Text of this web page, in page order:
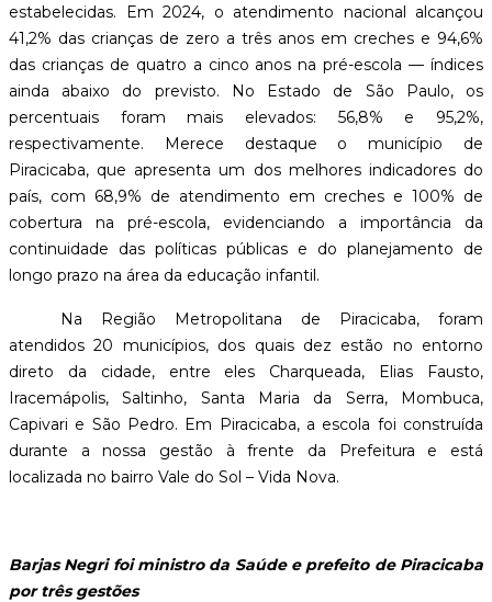
estabelecidas. Em 2024, o atendimento nacional alcançou
41,2% das crianças de zero a três anos em creches e 94,6%
das crianças de quatro a cinco anos na pré-escola — índices
ainda abaixo do previsto. No Estado de São Paulo, os
percentuais foram mais elevados: 56,8% e 95,2%,
respectivamente. Merece destaque o município de
Piracicaba, que apresenta um dos melhores indicadores do
país, com 68,9% de atendimento em creches e 100% de
cobertura na pré-escola, evidenciando a importância da
continuidade das políticas públicas e do planejamento de
longo prazo na área da educação infantil.
Na Região Metropolitana de Piracicaba, foram
atendidos 20 municípios, dos quais dez estão no entorno
direto da cidade, entre eles Charqueada, Elias Fausto,
Iracemápolis, Saltinho, Santa Maria da Serra, Mombuca,
Capivari e São Pedro. Em Piracicaba, a escola foi construída
durante a nossa gestão à frente da Prefeitura e está
localizada no bairro Vale do Sol – Vida Nova.
Barjas Negri foi ministro da Saúde e prefeito de Piracicaba
por três gestões